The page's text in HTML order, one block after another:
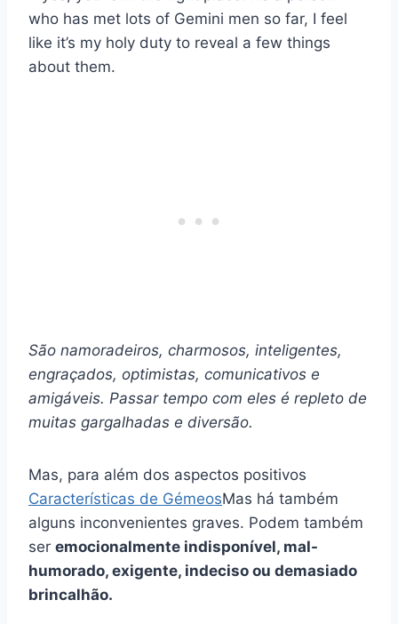
who has met lots of Gemini men so far, I feel
like it’s my holy duty to reveal a few things
about them.
São namoradeiros, charmosos, inteligentes,
engraçados, optimistas, comunicativos e
amigáveis. Passar tempo com eles é repleto de
muitas gargalhadas e diversão.
Mas, para além dos aspectos positivos
Características de GémeosMas há também
alguns inconvenientes graves. Podem também
ser emocionalmente indisponível, mal-
humorado, exigente, indeciso ou demasiado
brincalhão.